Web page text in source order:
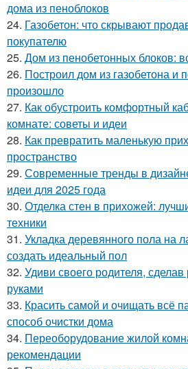
дома из пеноблоков
24. Газобетон: что скрывают
покупателю
25. Дом из пенобетонных блоков:
26. Построил дом из газобетона и
произошло
27. Как обустроить комфортный
комнате: советы и идеи
28. Как превратить маленькую
пространство
29. Современные тренды в
идеи для 2025 года
30. Отделка стен в прихожей:
техники
31. Укладка деревянного пола на
создать идеальный пол
32. Удиви своего родителя,
руками
33. Красить самой и очищать всё
способ очистки дома
34. Переоборудование жилой
рекомендации